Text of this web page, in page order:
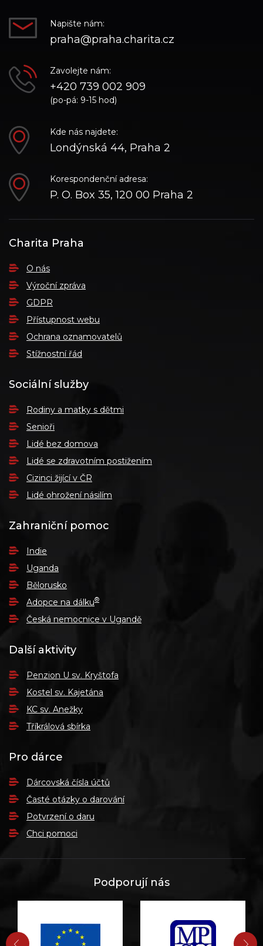
Napište nám:
praha@praha.charita.cz
Zavolejte nám:
+420 739 002 909
(po-pá: 9-15 hod)
Kde nás najdete:
Londýnská 44, Praha 2
Korespondenční adresa:
P. O. Box 35, 120 00 Praha 2
Charita Praha
O nás
Výroční zpráva
GDPR
Přístupnost webu
Ochrana oznamovatelů
Stížnostní řád
Sociální služby
Rodiny a matky s dětmi
Senioři
Lidé bez domova
Lidé se zdravotním postižením
Cizinci žijící v ČR
Lidé ohrožení násilím
Zahraniční pomoc
Indie
Uganda
Bělorusko
Adopce na dálku®
Česká nemocnice v Ugandě
Další aktivity
Penzion U sv. Kryštofa
Kostel sv. Kajetána
KC sv. Anežky
Tříkrálová sbírka
Pro dárce
Dárcovská čísla účtů
Časté otázky o darování
Potvrzení o daru
Chci pomoci
Podporují nás
PŘEDCHOZÍ